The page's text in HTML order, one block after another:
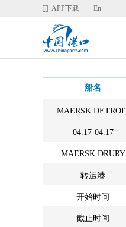
APP下载 En
船名
MAERSK
04.17-04.17
MAERSK DRURY
转运港
开始时间
截止时间